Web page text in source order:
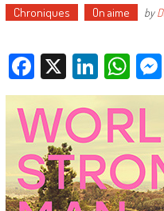
Chroniques On aime by
Facebook
X